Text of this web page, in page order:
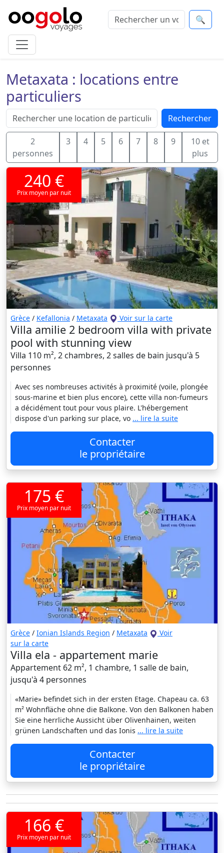
🔍
Metaxata : locations entre
particuliers
Rechercher
2
personnes
3 4 5 6 7 8 9
10 et
plus
240 €
Prix moyen par nuit
Grèce / Kefallonia / Metaxata Voir sur la carte
Villa amilie 2 bedroom villa with private
pool with stunning view
Villa 110 m², 2 chambres, 2 salles de bain jusqu'à 5
personnes
Avec ses nombreuses activités à proximité (voile, plongée
sous-marine et bien plus encore), cette villa non-fumeurs
a décidément tout pour vous plaire. L'hébergement
dispose d'un parking sur place, vo ... lire la suite
Contacter
le propriétaire
175 €
Prix moyen par nuit
Grèce / Ionian Islands Region / Metaxata
Voir
sur la carte
Villa ela - appartement marie
Appartement 62 m², 1 chambre, 1 salle de bain,
jusqu'à 4 personnes
«Marie» befindet sich in der ersten Etage. Chapeau ca. 63
m² Wohnfläche ohne die Balkone. Von den Balkonen haben
Sie eine herrliche Aussicht über Olivenhainen, weiten
grünen Landschaften und das Ionis ... lire la suite
Contacter
le propriétaire
166 €
Prix moyen par nuit